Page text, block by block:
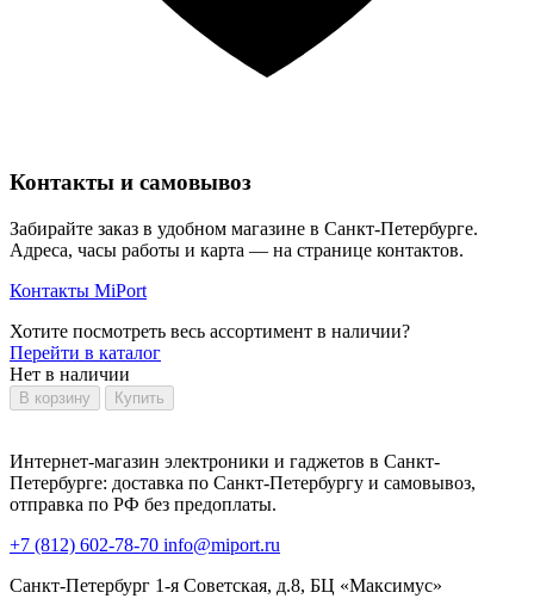
Контакты и самовывоз
Забирайте заказ в удобном магазине в Санкт-Петербурге.
Адреса, часы работы и карта — на странице контактов.
Контакты MiPort
Хотите посмотреть весь ассортимент в наличии?
Перейти в каталог
Нет в наличии
В корзину Купить
Интернет-магазин электроники и гаджетов в Санкт-
Петербурге: доставка по Санкт-Петербургу и самовывоз,
отправка по РФ без предоплаты.
+7 (812) 602-78-70 info@miport.ru
Санкт-Петербург 1-я Советская, д.8, БЦ «Максимус»